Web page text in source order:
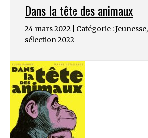
Dans la tête des animaux
24 mars 2022 | Catégorie :Jeunesse,
sélection 2022